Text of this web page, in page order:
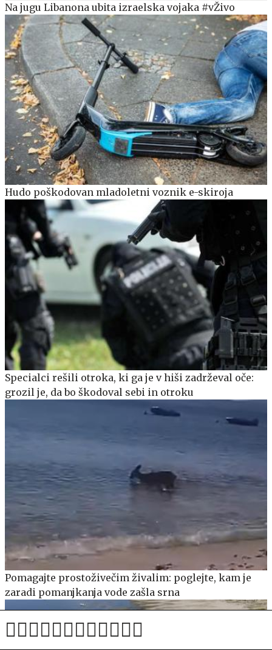
Na jugu Libanona ubita izraelska vojaka #vŽivo
Hudo poškodovan mladoletni voznik e-skiroja
Specialci rešili otroka, ki ga je v hiši zadrževal oče:
grozil je, da bo škodoval sebi in otroku
Pomagajte prostoživečim živalim: poglejte, kam je
zaradi pomanjkanja vode zašla srna